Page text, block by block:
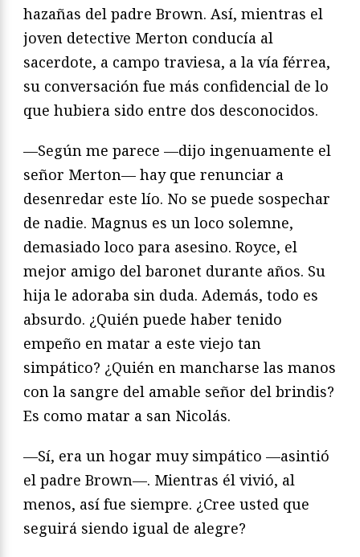
hazañas del padre Brown. Así, mientras el
joven detective Merton conducía al
sacerdote, a campo traviesa, a la vía férrea,
su conversación fue más confidencial de lo
que hubiera sido entre dos desconocidos.
—Según me parece —dijo ingenuamente el
señor Merton— hay que renunciar a
desenredar este lío. No se puede sospechar
de nadie. Magnus es un loco solemne,
demasiado loco para asesino. Royce, el
mejor amigo del baronet durante años. Su
hija le adoraba sin duda. Además, todo es
absurdo. ¿Quién puede haber tenido
empeño en matar a este viejo tan
simpático? ¿Quién en mancharse las manos
con la sangre del amable señor del brindis?
Es como matar a san Nicolás.
—Sí, era un hogar muy simpático —asintió
el padre Brown—. Mientras él vivió, al
menos, así fue siempre. ¿Cree usted que
seguirá siendo igual de alegre?